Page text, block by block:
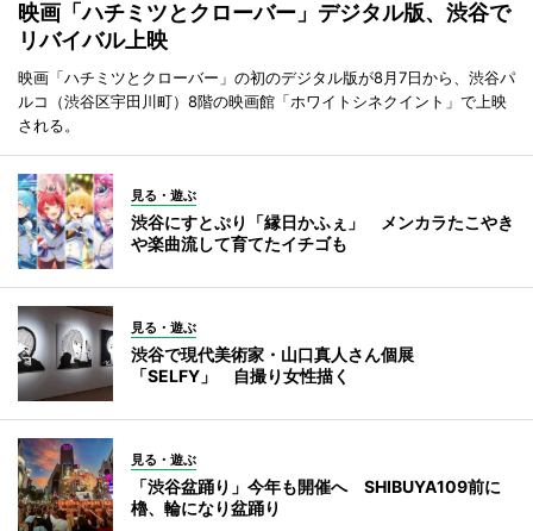
映画「ハチミツとクローバー」デジタル版、渋谷で
リバイバル上映
映画「ハチミツとクローバー」の初のデジタル版が8月7日から、渋谷パ
ルコ（渋谷区宇田川町）8階の映画館「ホワイトシネクイント」で上映
される。
見る・遊ぶ
渋谷にすとぷり「縁日かふぇ」 メンカラたこやき
や楽曲流して育てたイチゴも
見る・遊ぶ
渋谷で現代美術家・山口真人さん個展
「SELFY」 自撮り女性描く
見る・遊ぶ
「渋谷盆踊り」今年も開催へ SHIBUYA109前に
櫓、輪になり盆踊り